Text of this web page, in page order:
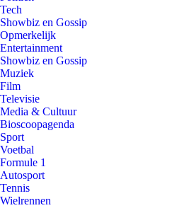
Tech
Showbiz en Gossip
Opmerkelijk
Entertainment
Showbiz en Gossip
Muziek
Film
Televisie
Media & Cultuur
Bioscoopagenda
Sport
Voetbal
Formule 1
Autosport
Tennis
Wielrennen